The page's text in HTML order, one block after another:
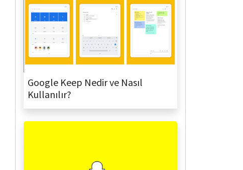
Google Keep Nedir ve Nasıl
Kullanılır?